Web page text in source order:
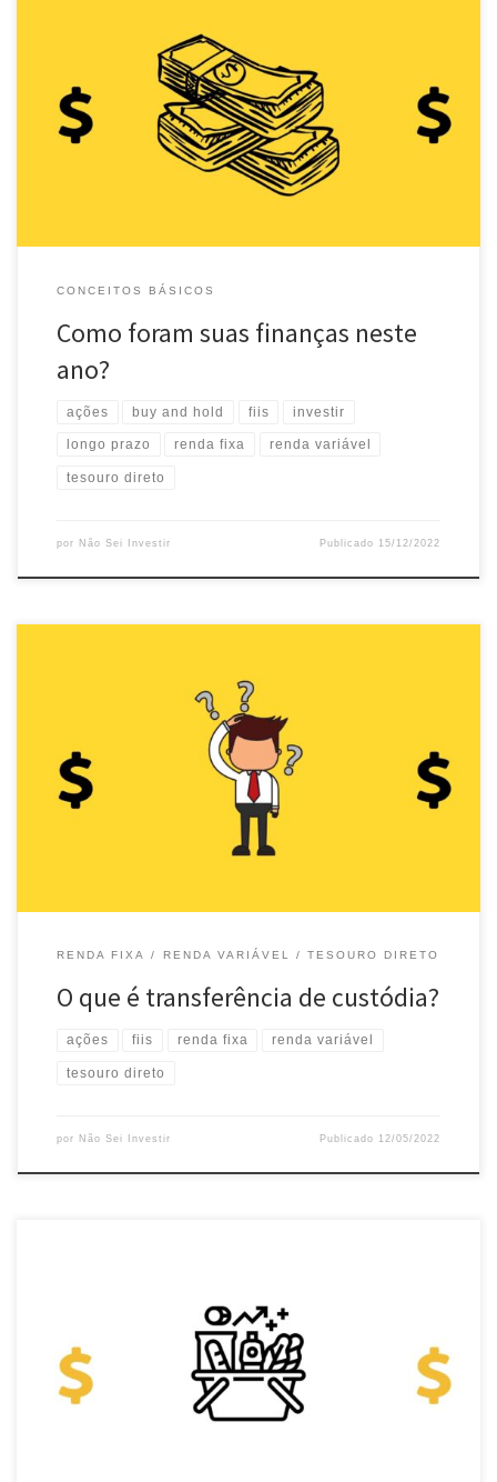
Fim de ano, Natal, época de festas e de promessas. Para muitos,
época de olhar pra frente, planejar e sonhar. Gosto de usar esta
época do ano, entretanto, não só para olhar para frente, mas
também para fazer um balanço do ano que passou, em várias
frentes da minha vida. […]
CONCEITOS BÁSICOS
Como foram suas finanças neste
ano?
ações buy and hold fiis investir
longo prazo renda fixa renda variável
tesouro direto
por Não Sei Investir Publicado 15/12/2022
Sabia que você pode mudar suas ações de uma corretora para
outra sem custo? Isso graças à transferência de custódia, da qual
falaremos agora. Transferência de custódia A transferência de
custódia é o processo pelo qual você transfere os seus ativos de
uma corretora para outra. Suponha que você tem […]
RENDA FIXA RENDA VARIÁVEL TESOURO DIRETO
O que é transferência de custódia?
ações fiis renda fixa renda variável
tesouro direto
por Não Sei Investir Publicado 12/05/2022
Com uma inflação na casa de dois dígitos, surge a preocupação:
como vencer a inflação? Como não deixar o dinheiro perder seu
valor? Como se proteger da perda de valor do dinheiro? Embora
seja impossível se proteger completamente, vamos ver o que é
possível fazer. Renda crescente Buscar aumentar a […]